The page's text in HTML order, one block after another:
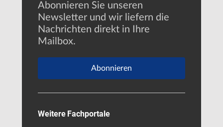
Abonnieren Sie unseren
Newsletter und wir liefern die
Nachrichten direkt in Ihre
Mailbox.
Abonnieren
Weitere Fachportale